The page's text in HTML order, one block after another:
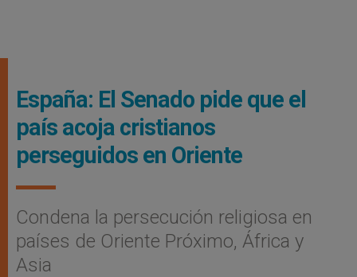
España: El Senado pide que el
país acoja cristianos
perseguidos en Oriente
Condena la persecución religiosa en
países de Oriente Próximo, África y
Asia